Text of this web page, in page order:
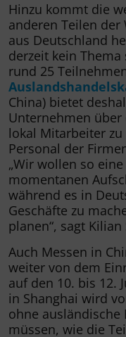
Hinzu kommt die
anderen Teilen der
aus Deutschland
derzeit kein
rund 25
China) bietet
Unternehmen über
lokal Mitarbeiter
Personal der
„Wir wollen so
momentanen
während es in
Geschäfte zu
planen“, sagt
Auch Messen in
weiter von dem
auf den 10. bis 12.
in Shanghai wird
ohne
müssen, wie die